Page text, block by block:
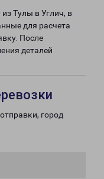
Тулы в Углич, в
для расчета
После
деталей
город